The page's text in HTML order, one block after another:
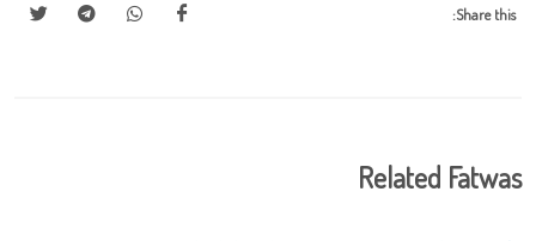
Share this:
Related Fatwas